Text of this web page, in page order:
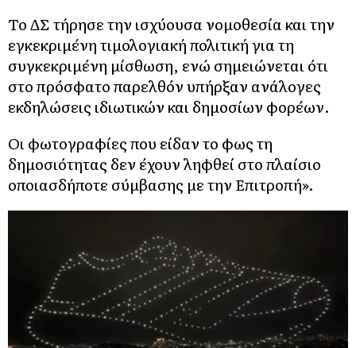
Το ΔΣ τήρησε την ισχύουσα νομοθεσία και την
εγκεκριμένη τιμολογιακή πολιτική για τη
συγκεκριμένη μίσθωση, ενώ σημειώνεται ότι
στο πρόσφατο παρελθόν υπήρξαν ανάλογες
εκδηλώσεις ιδιωτικών και δημοσίων φορέων.
Οι φωτογραφίες που είδαν το φως τη
δημοσιότητας δεν έχουν ληφθεί στο πλαίσιο
οποιασδήποτε σύμβασης με την Επιτροπή».